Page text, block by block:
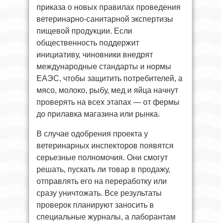
приказа о новых правилах проведения
ветеринарно-санитарной экспертизы
пищевой продукции. Если
общественность поддержит
инициативу, чиновники внедрят
международные стандарты и нормы
ЕАЭС, чтобы защитить потребителей, а
мясо, молоко, рыбу, мед и яйца начнут
проверять на всех этапах — от фермы
до прилавка магазина или рынка.
В случае одобрения проекта у
ветеринарных инспекторов появятся
серьезные полномочия. Они смогут
решать, пускать ли товар в продажу,
отправлять его на переработку или
сразу уничтожать. Все результаты
проверок планируют заносить в
специальные журналы, а лаборантам